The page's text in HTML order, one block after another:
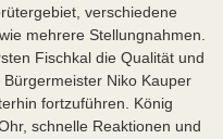
verschiedene
mehrere Stellungnahmen.
Fischkal die Qualität und
Niko Kauper
fortzuführen. König
schnelle Reaktionen und